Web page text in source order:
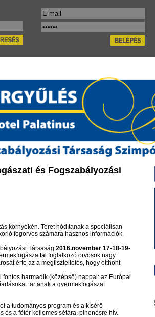
és Fogszabályozási
környékén. Teret hódítanak a speciálisan
fogorvos számára hasznos információk.
Társaság 2016.november 17-18-19-
foglalkozó orvosok nagy
érte az a megtiszteltetés, hogy otthont
harmadik (középső) nappal: az Európai
tartanak a gyermekfogászat
a tudományos program és a kísérő
és a főtér kellemes sétára, pihenésre hív.